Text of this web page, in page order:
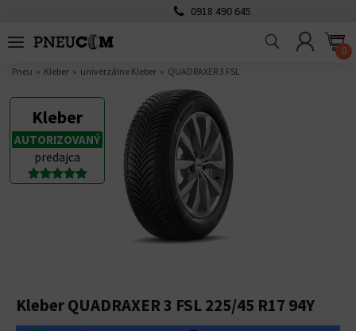
0918 490 645
0
Pneu Kleber univerzálne Kleber QUADRAXER 3 FSL
Kleber
AUTORIZOVANÝ
predajca
Kleber QUADRAXER 3 FSL 225/45 R17 94Y